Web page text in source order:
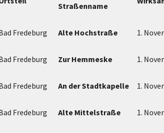
Straßenname
Fredeburg Alte Hochstraße 1.
Fredeburg Zur Hemmeske 1.
Fredeburg An der Stadtkapelle 1.
Fredeburg Alte Mittelstraße 1.